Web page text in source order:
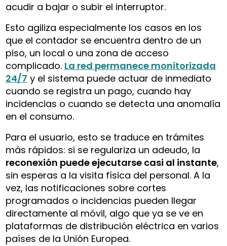
acudir a bajar o subir el interruptor.
Esto agiliza especialmente los casos en los
que el contador se encuentra dentro de un
piso, un local o una zona de acceso
complicado. La red permanece monitorizada
24/7 y el sistema puede actuar de inmediato
cuando se registra un pago, cuando hay
incidencias o cuando se detecta una anomalía
en el consumo.
Para el usuario, esto se traduce en trámites
más rápidos: si se regulariza un adeudo, la
reconexión puede ejecutarse casi al instante,
sin esperas a la visita física del personal. A la
vez, las notificaciones sobre cortes
programados o incidencias pueden llegar
directamente al móvil, algo que ya se ve en
plataformas de distribución eléctrica en varios
países de la Unión Europea.